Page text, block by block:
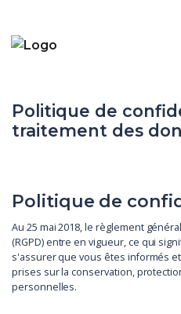
Politique de
traitement des
Politique de
Au 25 mai 2018, le règlement
(RGPD) entre en vigueur, ce qui
s'assurer que vous êtes informés
prises sur la conservation,
personnelles.